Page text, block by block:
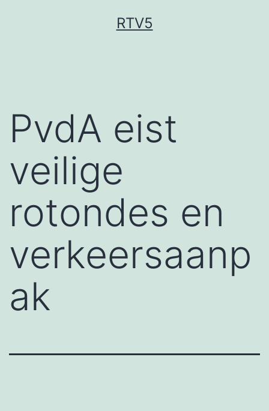
RTV5
PvdA eist
veilige
rotondes en
verkeersaanp
ak